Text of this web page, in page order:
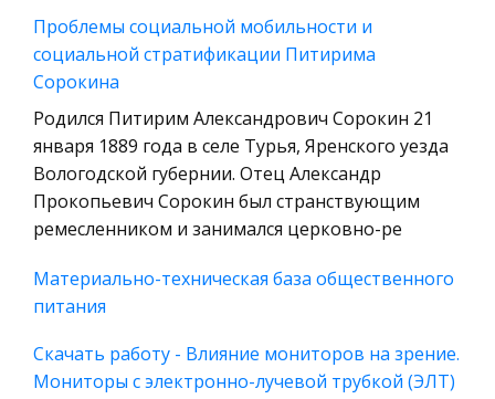
История отечественного государства и
права
Технология
Уголовное право
Охрана природы, Экология,
Природопользование
Военная кафедра
Страховое право
Военное дело
Проблемы социальной мобильности и
социальной стратификации Питирима
Сорокина
Родился Питирим Александрович Сорокин 21
января 1889 года в селе Турья, Яренского уезда
Вологодской губернии. Отец Александр
Прокопьевич Сорокин был странствующим
ремесленником и занимался церковно-ре
Материально-техническая база общественного
питания
Работа состоит из следующих частей: Пункт I
Содержит в себе основные понятия, формулы и
Скачать работу - Влияние мониторов на зрение.
Мониторы с электронно-лучевой трубкой (ЭЛТ)